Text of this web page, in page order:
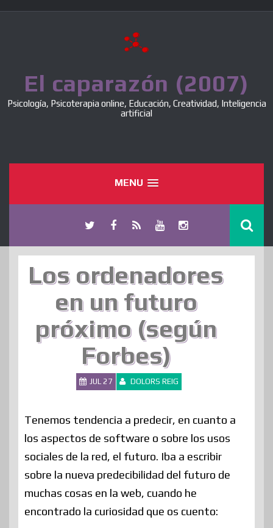
El caparazón (2007)
Psicología, Psicoterapia online, Educación, Creatividad, Inteligencia
artificial
MENU
Los ordenadores
en un futuro
próximo (según
Forbes)
JUL 27 DOLORS REIG
Tenemos tendencia a predecir, en cuanto a
los aspectos de software o sobre los usos
sociales de la red, el futuro. Iba a escribir
sobre la nueva predecibilidad del futuro de
muchas cosas en la web, cuando he
encontrado la curiosidad que os cuento: